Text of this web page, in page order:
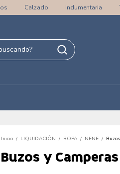
Calzado Indumentaria
Inicio / LIQUIDACIÓN / ROPA / NENE /
Buzos y Camperas